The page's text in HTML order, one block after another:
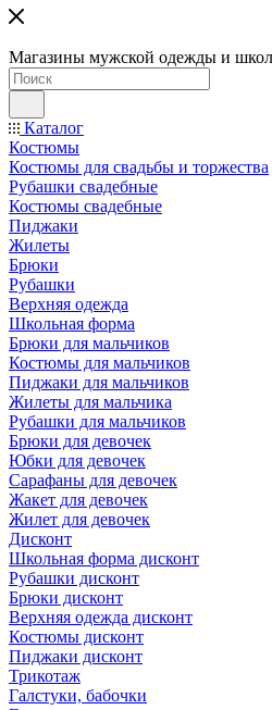
Магазины мужской одежды и
Каталог
Костюмы
Костюмы для свадьбы и торжества
Рубашки свадебные
Костюмы свадебные
Пиджаки
Жилеты
Брюки
Рубашки
Верхняя одежда
Школьная форма
Брюки для мальчиков
Костюмы для мальчиков
Пиджаки для мальчиков
Жилеты для мальчика
Рубашки для мальчиков
Брюки для девочек
Юбки для девочек
Сарафаны для девочек
Жакет для девочек
Жилет для девочек
Дисконт
Школьная форма дисконт
Рубашки дисконт
Брюки дисконт
Верхняя одежда дисконт
Костюмы дисконт
Пиджаки дисконт
Трикотаж
Галстуки, бабочки